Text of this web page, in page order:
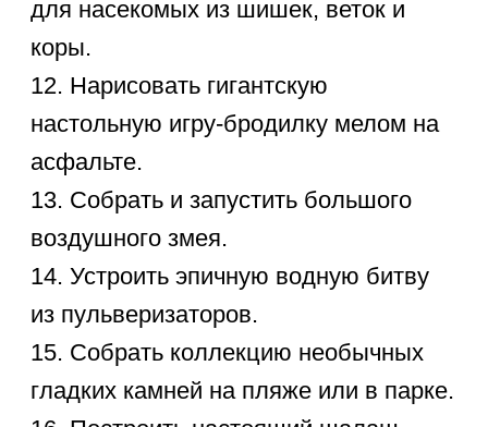
Нажимая кнопку
«Записаться», вы
принимаете Оферту
и даёте
Согласие на обработку
ЗАПИСАТЬСЯ
Самые
популярные курсы
Sirius Future